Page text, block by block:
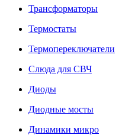
Трансформаторы
Термостаты
Термопереключатели
Слюда для СВЧ
Диоды
Диодные мосты
Динамики микро